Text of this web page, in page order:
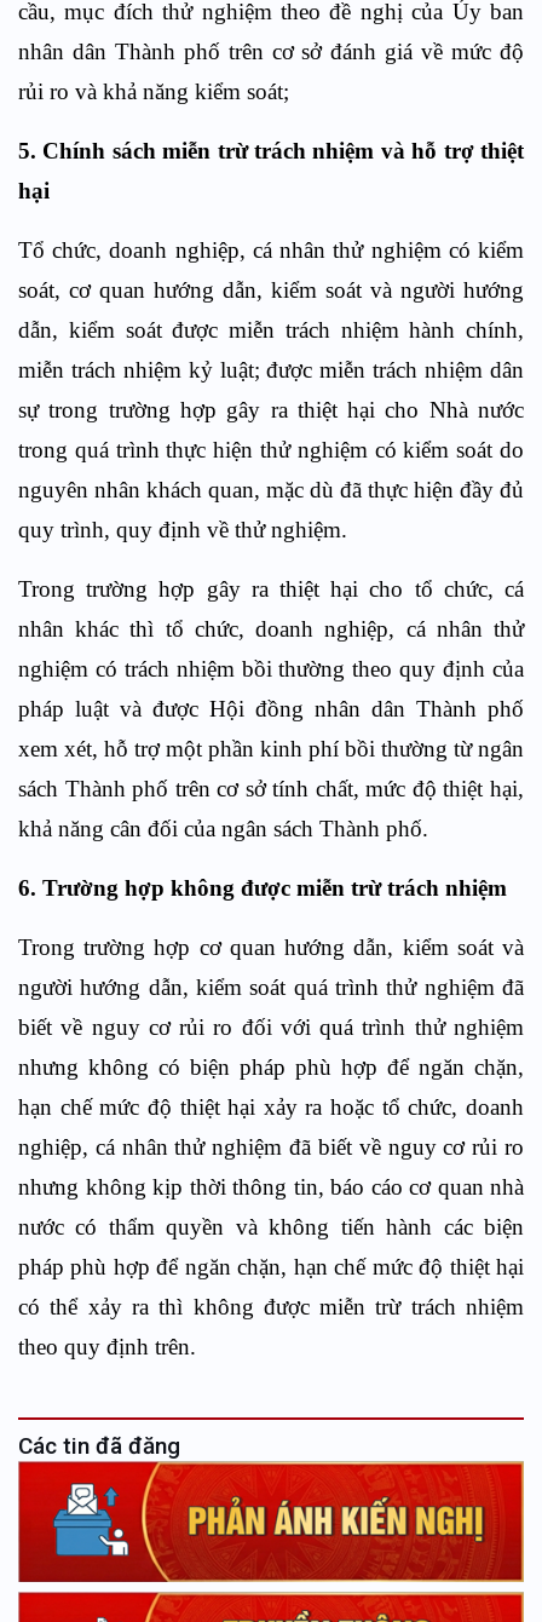
cầu, mục đích thử nghiệm theo đề nghị của Ủy ban
nhân dân Thành phố trên cơ sở đánh giá về mức độ
rủi ro và khả năng kiểm soát;
5. Chính sách miễn trừ trách nhiệm và hỗ trợ thiệt
hại
Tổ chức, doanh nghiệp, cá nhân thử nghiệm có kiểm
soát, cơ quan hướng dẫn, kiểm soát và người hướng
dẫn, kiểm soát được miễn trách nhiệm hành chính,
miễn trách nhiệm kỷ luật; được miễn trách nhiệm dân
sự trong trường hợp gây ra thiệt hại cho Nhà nước
trong quá trình thực hiện thử nghiệm có kiểm soát do
nguyên nhân khách quan, mặc dù đã thực hiện đầy đủ
quy trình, quy định về thử nghiệm.
Trong trường hợp gây ra thiệt hại cho tổ chức, cá
nhân khác thì tổ chức, doanh nghiệp, cá nhân thử
nghiệm có trách nhiệm bồi thường theo quy định của
pháp luật và được Hội đồng nhân dân Thành phố
xem xét, hỗ trợ một phần kinh phí bồi thường từ ngân
sách Thành phố trên cơ sở tính chất, mức độ thiệt hại,
khả năng cân đối của ngân sách Thành phố.
6. Trường hợp không được miễn trừ trách nhiệm
Trong trường hợp cơ quan hướng dẫn, kiểm soát và
người hướng dẫn, kiểm soát quá trình thử nghiệm đã
biết về nguy cơ rủi ro đối với quá trình thử nghiệm
nhưng không có biện pháp phù hợp để ngăn chặn,
hạn chế mức độ thiệt hại xảy ra hoặc tổ chức, doanh
nghiệp, cá nhân thử nghiệm đã biết về nguy cơ rủi ro
nhưng không kịp thời thông tin, báo cáo cơ quan nhà
nước có thẩm quyền và không tiến hành các biện
pháp phù hợp để ngăn chặn, hạn chế mức độ thiệt hại
có thể xảy ra thì không được miễn trừ trách nhiệm
theo quy định trên.
Các tin đã đăng